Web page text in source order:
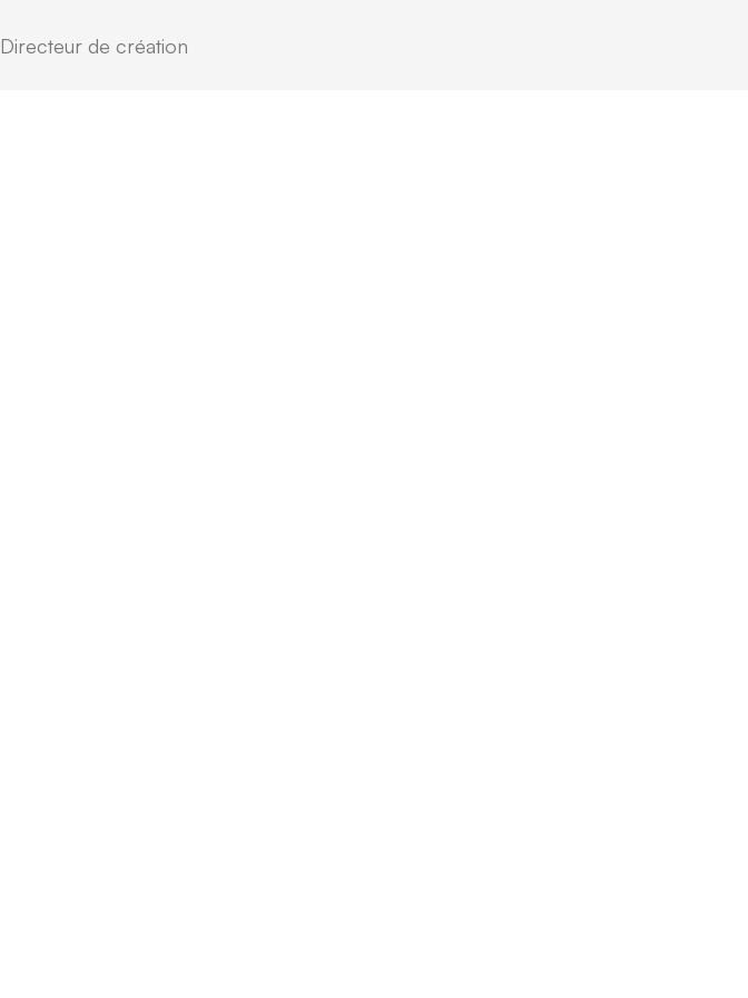
Directeur de création